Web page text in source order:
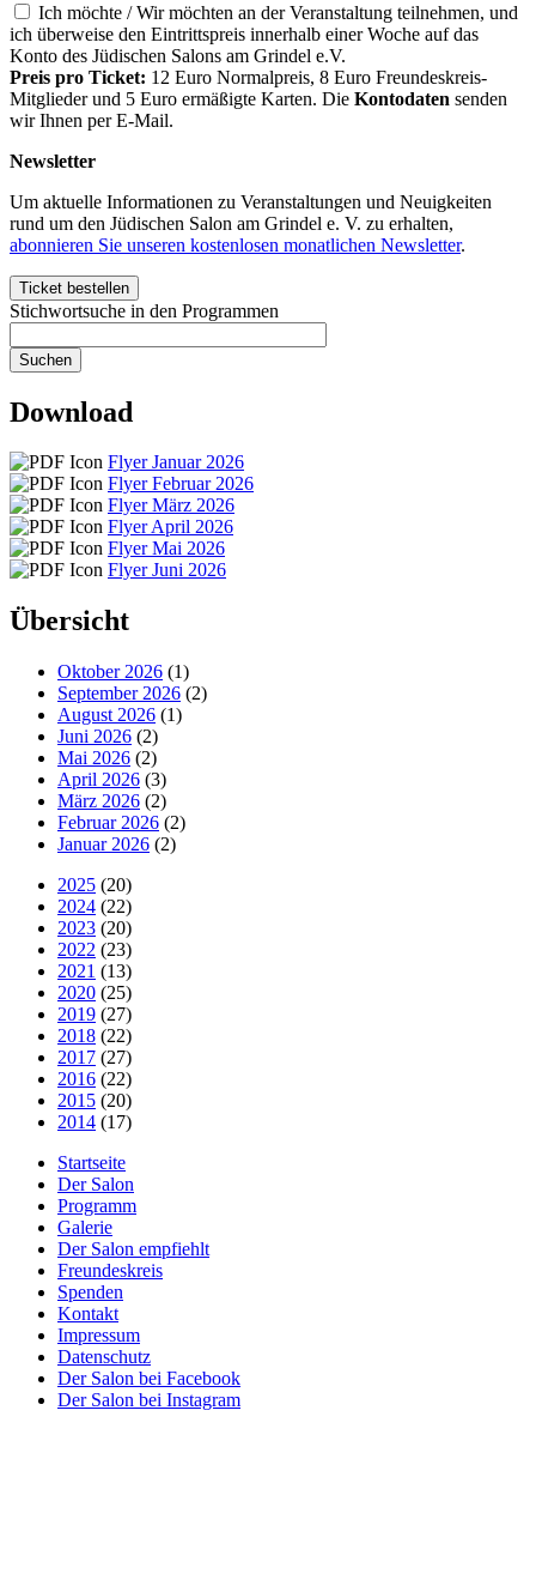
Ich möchte / Wir möchten an der Veranstaltung teilnehmen, und
ich überweise den Eintrittspreis innerhalb einer Woche auf das
Konto des Jüdischen Salons am Grindel e.V.
Preis pro Ticket: 12 Euro Normalpreis, 8 Euro Freundeskreis-
Mitglieder und 5 Euro ermäßigte Karten. Die Kontodaten senden
wir Ihnen per E-Mail.
Newsletter
Um aktuelle Informationen zu Veranstaltungen und Neuigkeiten
rund um den Jüdischen Salon am Grindel e. V. zu erhalten,
abonnieren Sie unseren kostenlosen monatlichen Newsletter.
Stichwortsuche in den Programmen
Download
Flyer Januar 2026
Flyer Februar 2026
Flyer März 2026
Flyer April 2026
Flyer Mai 2026
Flyer Juni 2026
Übersicht
Oktober 2026 (1)
September 2026 (2)
August 2026 (1)
Juni 2026 (2)
Mai 2026 (2)
April 2026 (3)
März 2026 (2)
Februar 2026 (2)
Januar 2026 (2)
2025 (20)
2024 (22)
2023 (20)
2022 (23)
2021 (13)
2020 (25)
2019 (27)
2018 (22)
2017 (27)
2016 (22)
2015 (20)
2014 (17)
Startseite
Der Salon
Programm
Galerie
Der Salon empfiehlt
Freundeskreis
Spenden
Kontakt
Impressum
Datenschutz
Der Salon bei Facebook
Der Salon bei Instagram